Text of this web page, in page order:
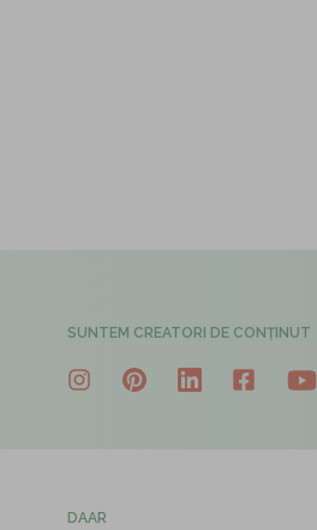
SUNTEM CREATORI DE CONȚINUT
DAAR